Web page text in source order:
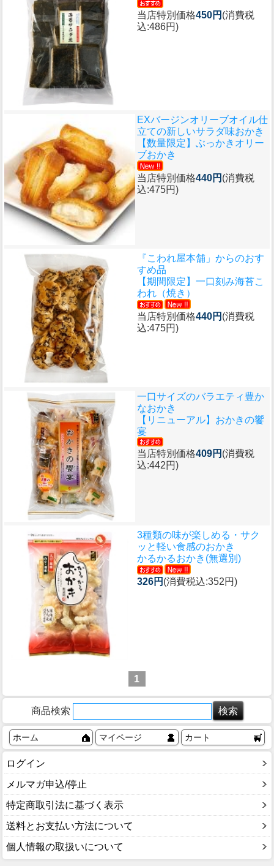
当店特別価格450円 (消費税
込:486円)
EXバージンオリーブオイル仕
立ての新しいサラダ味おかき
【数量限定】ぶっかきオリー
ブおかき
当店特別価格440円 (消費税
込:475円)
『こわれ屋本舗」からのおす
すめ品
【期間限定】一口刻み海苔こ
われ（焼き）
当店特別価格440円 (消費税
込:475円)
一口サイズのバラエティ豊か
なおかき
【リニューアル】おかきの饗
宴
当店特別価格409円 (消費税
込:442円)
3種類の味が楽しめる・サク
ッと軽い食感のおかき
かるかるおかき(無選別)
326円 (消費税込:352円)
1
商品検索
ホーム マイページ カート
ログイン
メルマガ申込/停止
特定商取引法に基づく表示
送料とお支払い方法について
個人情報の取扱いについて